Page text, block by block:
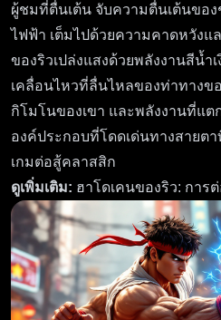
ผู้ชมที่ตื่นเต้น จับความตื่นเต้นขอ
ไฟฟ้า เต็มไปด้วยความคาดหวัง
ของริวเปล่งแสงด้วยพลังงานสีน้ำ
เคลื่อนไหวที่ลื่นไหลของท่าทางข
กิโมโนของเขา และพลังงานที่แต
องค์ประกอบที่โดดเด่นทางสาย
เกมต่อสู้คลาสสิก
ดูเพิ่มเติม: ฮาโดเคนของริว: การ